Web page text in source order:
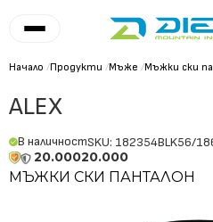
Начало /Продукти /Мъже /Мъжки ски
ALEX
В наличностSKU: 182354BLK56/
20.00020.000
МЪЖКИ СКИ ПАНТАЛОН